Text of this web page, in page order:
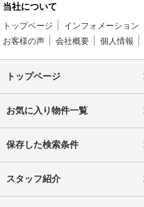
当社について
トップページ インフォメーション
お客様の声
会社概要 個人情報
トップページ
お気に入り物件一覧
保存した検索条件
スタッフ紹介